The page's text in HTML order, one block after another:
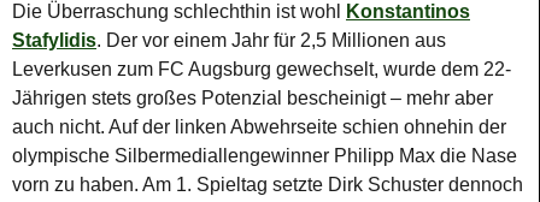
Die Überraschung schlechthin ist wohl
Konstantinos
Stafylidis. Der vor einem Jahr für 2,5 Millionen aus
Leverkusen zum FC Augsburg gewechselt, wurde dem 22-
Jährigen stets großes Potenzial bescheinigt – mehr aber
auch nicht. Auf der linken Abwehrseite schien ohnehin der
olympische Silbermediallengewinner Philipp Max die Nase
vorn zu haben. Am 1. Spieltag setzte Dirk Schuster dennoch